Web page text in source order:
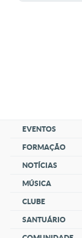
EVENTOS
FORMAÇÃO
NOTÍCIAS
MÚSICA
CLUBE
SANTUÁRIO